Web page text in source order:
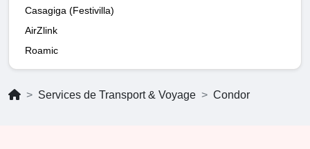
Casagiga (Festivilla)
AirZlink
Roamic
Services de Transport & Voyage Condor